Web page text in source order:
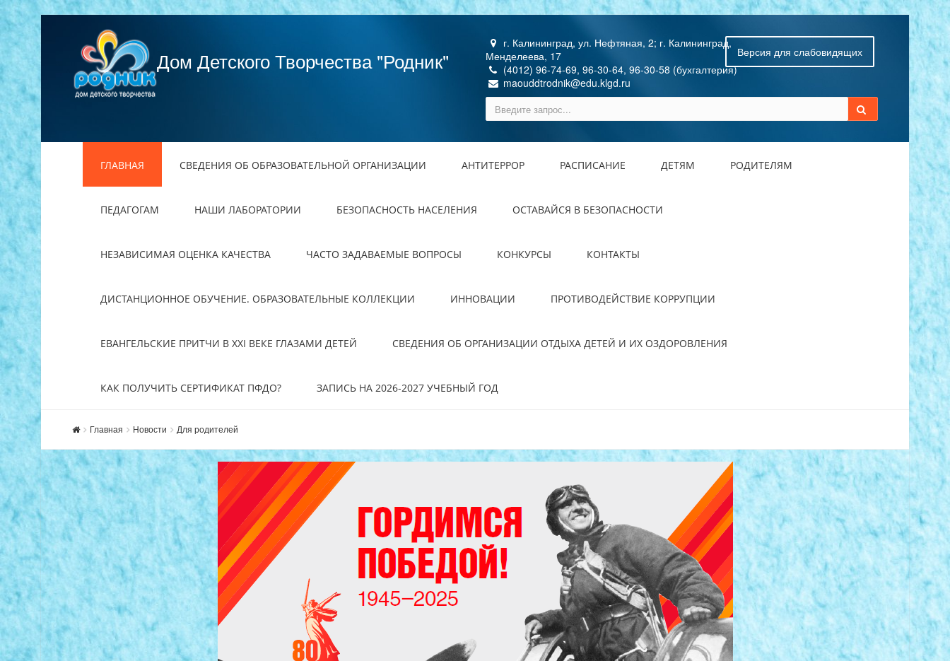
Дом Детского Творчества "Родник"
г. Калининград, ул. Нефтяная, 2; г. Калининград,
Менделеева, 17
(4012) 96-74-69, 96-30-64, 96-30-58 (бухгалтерия)
maouddtrodnik@edu.klgd.ru
Версия для слабовидящих
ГЛАВНАЯ СВЕДЕНИЯ ОБ ОБРАЗОВАТЕЛЬНОЙ ОРГАНИЗАЦИИ АНТИТЕРРОР РАСПИСАНИЕ ДЕТЯМ РОДИТЕЛЯМ
ПЕДАГОГАМ НАШИ ЛАБОРАТОРИИ БЕЗОПАСНОСТЬ НАСЕЛЕНИЯ ОСТАВАЙСЯ В БЕЗОПАСНОСТИ
НЕЗАВИСИМАЯ ОЦЕНКА КАЧЕСТВА ЧАСТО ЗАДАВАЕМЫЕ ВОПРОСЫ КОНКУРСЫ КОНТАКТЫ
ДИСТАНЦИОННОЕ ОБУЧЕНИЕ. ОБРАЗОВАТЕЛЬНЫЕ КОЛЛЕКЦИИ ИННОВАЦИИ ПРОТИВОДЕЙСТВИЕ КОРРУПЦИИ
ЕВАНГЕЛЬСКИЕ ПРИТЧИ В XXI ВЕКЕ ГЛАЗАМИ ДЕТЕЙ СВЕДЕНИЯ ОБ ОРГАНИЗАЦИИ ОТДЫХА ДЕТЕЙ И ИХ ОЗДОРОВЛЕНИЯ
КАК ПОЛУЧИТЬ СЕРТИФИКАТ ПФДО? ЗАПИСЬ НА 2026-2027 УЧЕБНЫЙ ГОД
Главная Новости Для родителей